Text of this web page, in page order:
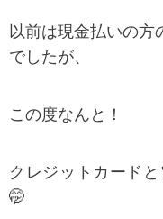
以前は現金払いの方
でしたが、
この度なんと！
クレジットカード
🤭